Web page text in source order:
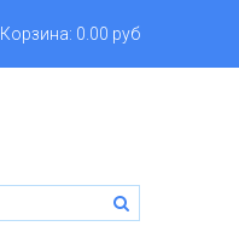
Корзина: 0.00 руб